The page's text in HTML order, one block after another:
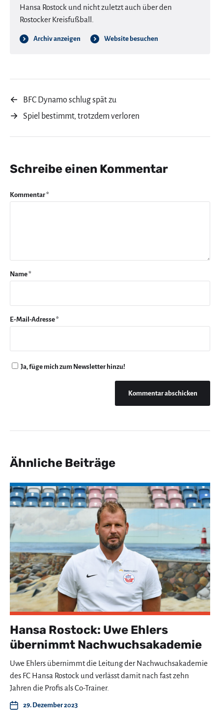
Hansa Rostock und nicht zuletzt auch über den
Rostocker Kreisfußball.
Archiv anzeigen Website besuchen
←
BFC Dynamo schlug spät zu
→
Spiel bestimmt, trotzdem verloren
Schreibe einen Kommentar
Kommentar*
Name*
E-Mail-Adresse*
Ja, füge mich zum Newsletter hinzu!
Ähnliche Beiträge
Hansa Rostock: Uwe Ehlers
übernimmt Nachwuchsakademie
Uwe Ehlers übernimmt die Leitung der Nachwuchsakademie
des FC Hansa Rostock und verlässt damit nach fast zehn
Jahren die Profis als Co-Trainer.
29. Dezember 2023